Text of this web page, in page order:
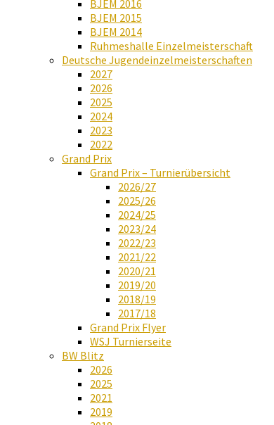
BJEM 2016
BJEM 2015
BJEM 2014
Ruhmeshalle Einzelmeisterschaft
Deutsche Jugendeinzelmeisterschaften
2027
2026
2025
2024
2023
2022
Grand Prix
Grand Prix – Turnierübersicht
2026/27
2025/26
2024/25
2023/24
2022/23
2021/22
2020/21
2019/20
2018/19
2017/18
Grand Prix Flyer
WSJ Turnierseite
BW Blitz
2026
2025
2021
2019